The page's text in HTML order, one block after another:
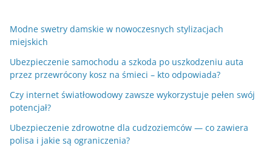
Modne swetry damskie w nowoczesnych stylizacjach
miejskich
Ubezpieczenie samochodu a szkoda po uszkodzeniu auta
przez przewrócony kosz na śmieci – kto odpowiada?
Czy internet światłowodowy zawsze wykorzystuje pełen swój
potencjał?
Ubezpieczenie zdrowotne dla cudzoziemców — co zawiera
polisa i jakie są ograniczenia?